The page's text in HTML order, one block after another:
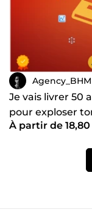
Agency_BHM
Je vais livrer 50
pour exploser
À partir de 18,80